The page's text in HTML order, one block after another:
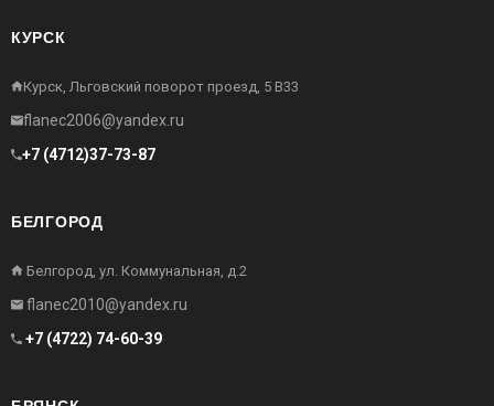
КУРСК
Курск, Льговский поворот проезд, 5 В33
flanec2006@yandex.ru
+7 (4712)37-73-87
БЕЛГОРОД
Белгород, ул. Коммунальная, д.2
flanec2010@yandex.ru
+7 (4722) 74-60-39